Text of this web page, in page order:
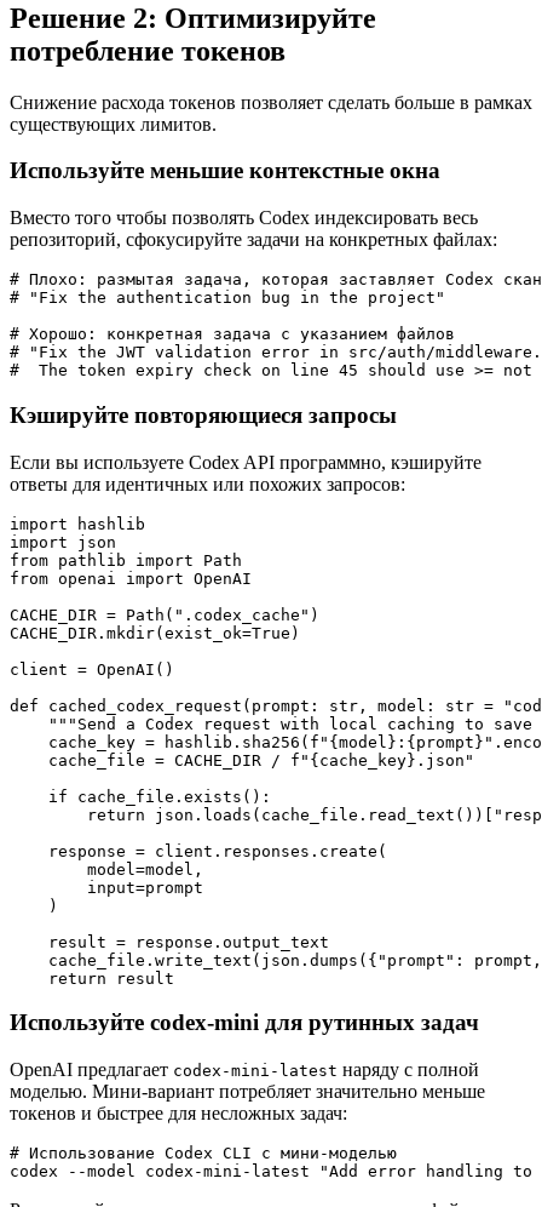
Решение 2: Оптимизируйте
потребление токенов
Снижение расхода токенов позволяет сделать больше в рамках
существующих лимитов.
Используйте меньшие контекстные окна
Вместо того чтобы позволять Codex индексировать весь
репозиторий, сфокусируйте задачи на конкретных файлах:
# Плохо: размытая задача, которая заставляет Codex
# "Fix the authentication bug in the project"
# Хорошо: конкретная задача с указанием файлов
# "Fix the JWT validation error in src/auth/
Кэшируйте повторяющиеся запросы
Если вы используете Codex API программно, кэшируйте
ответы для идентичных или похожих запросов:
import hashlib
import json
from pathlib import Path
from openai import OpenAI
CACHE_DIR = Path(".codex_cache")
CACHE_DIR.mkdir(exist_ok=True)
client = OpenAI()
def cached_codex_request(prompt: str, model: str =
"""Send a Codex request with local caching to save
cache_key =
    cache_file = CACHE_DIR / f"{cache_key}.json"
    if cache_file.exists():
return
    response = client.responses.create(
        model=model,
        input=prompt
    )
    result = response.output_text
cache_file.write_text(json.dumps({"prompt":
Используйте codex-mini для рутинных задач
OpenAI предлагает codex-mini-latest наряду с полной
моделью. Мини-вариант потребляет значительно меньше
токенов и быстрее для несложных задач:
# Использование Codex CLI с мини-моделью